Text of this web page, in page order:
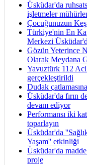
Üsküdar'da
işletmeler
Çocuğunuzun
Türkiye'nin En
Merkezi
Gözün Yeterince
Olarak Meydana
Yavuztürk 112
gerçekleştirildi
Dudak
Üsküdar'da fırın
devam ediyor
Performansı iki
toparlayın
Üsküdar'da
Yaşam'' etkinliği
Üsküdar'da madde
proje